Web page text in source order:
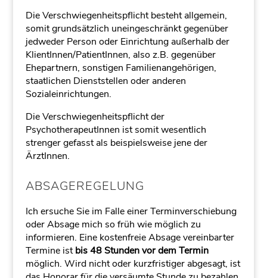
Die Verschwiegenheitspflicht besteht allgemein,
somit grundsätzlich uneingeschränkt gegenüber
jedweder Person oder Einrichtung außerhalb der
KlientInnen/PatientInnen, also z.B. gegenüber
Ehepartnern, sonstigen Familienangehörigen,
staatlichen Dienststellen oder anderen
Sozialeinrichtungen.
Die Verschwiegenheitspflicht der
PsychotherapeutInnen ist somit wesentlich
strenger gefasst als beispielsweise jene der
ÄrztInnen.
ABSAGEREGELUNG
Ich ersuche Sie im Falle einer Terminverschiebung
oder Absage mich so früh wie möglich zu
informieren. Eine kostenfreie Absage vereinbarter
Termine istbis 48 Stunden vor dem Termin
möglich. Wird nicht oder kurzfristiger abgesagt, ist